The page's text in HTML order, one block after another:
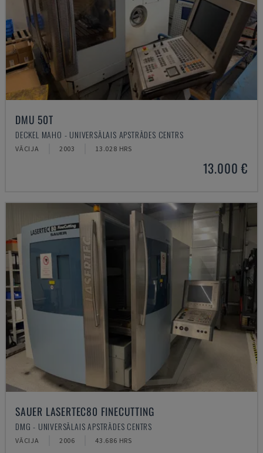
DMU 50T
DECKEL MAHO - UNIVERSĀLAIS APSTRĀDES CENTRS
VĀCIJA 2003 13.028 HRS
13.000 €
SAUER LASERTEC80 FINECUTTING
DMG - UNIVERSĀLAIS APSTRĀDES CENTRS
VĀCIJA 2006 43.686 HRS